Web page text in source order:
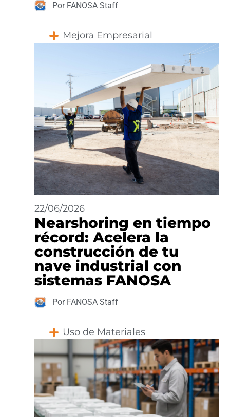
Por FANOSA Staff
Mejora Empresarial
22/06/2026
Nearshoring en tiempo
récord: Acelera la
construcción de tu
nave industrial con
sistemas FANOSA
Por FANOSA Staff
Uso de Materiales